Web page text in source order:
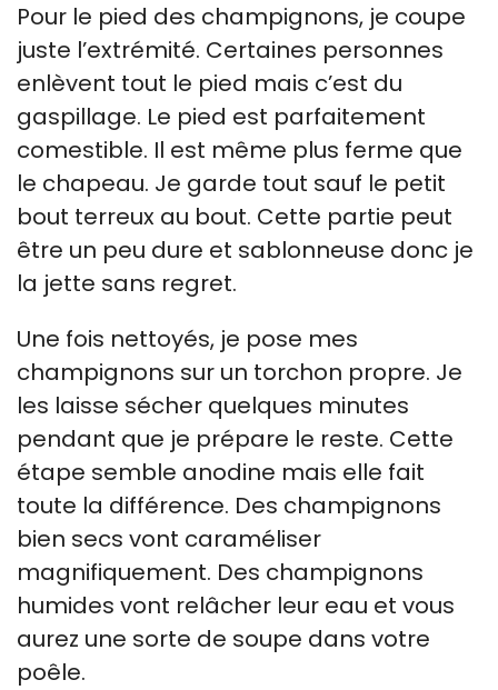
Pour le pied des champignons, je coupe
juste l’extrémité. Certaines personnes
enlèvent tout le pied mais c’est du
gaspillage. Le pied est parfaitement
comestible. Il est même plus ferme que
le chapeau. Je garde tout sauf le petit
bout terreux au bout. Cette partie peut
être un peu dure et sablonneuse donc je
la jette sans regret.
Une fois nettoyés, je pose mes
champignons sur un torchon propre. Je
les laisse sécher quelques minutes
pendant que je prépare le reste. Cette
étape semble anodine mais elle fait
toute la différence. Des champignons
bien secs vont caraméliser
magnifiquement. Des champignons
humides vont relâcher leur eau et vous
aurez une sorte de soupe dans votre
poêle.